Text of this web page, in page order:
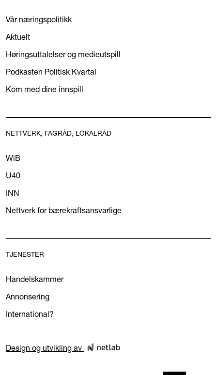
Vår næringspolitikk
Aktuelt
Høringsuttalelser og medieutspill
Podkasten Politisk Kvartal
Kom med dine innspill
NETTVERK, FAGRÅD, LOKALRÅD
WiB
U40
INN
Nettverk for bærekraftsansvarlige
TJENESTER
Handelskammer
Annonsering
International?
Design og utvikling av